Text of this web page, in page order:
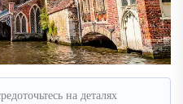
на деталях